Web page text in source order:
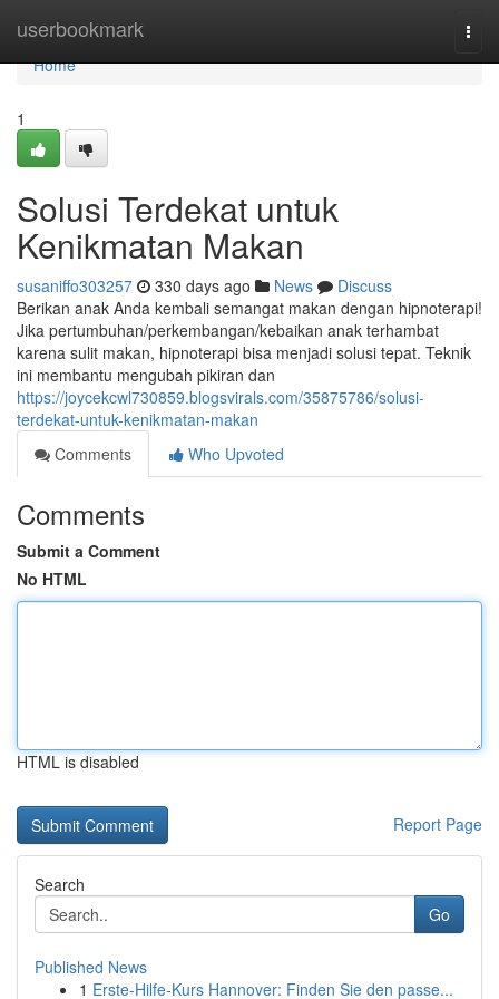
userbookmark
Home
Home
1
Solusi Terdekat untuk
Kenikmatan Makan
susaniffo303257 330 days ago News
Discuss
Berikan anak Anda kembali semangat makan dengan hipnoterapi!
Jika pertumbuhan/perkembangan/kebaikan anak terhambat
karena sulit makan, hipnoterapi bisa menjadi solusi tepat. Teknik
ini membantu mengubah pikiran dan
https://joycekcwl730859.blogsvirals.com/35875786/solusi-
terdekat-untuk-kenikmatan-makan
Comments
Who Upvoted
Comments
Submit a Comment
No HTML
HTML is disabled
Report Page
Search
Go
Published News
1 Erste-Hilfe-Kurs Hannover: Finden Sie den passe...